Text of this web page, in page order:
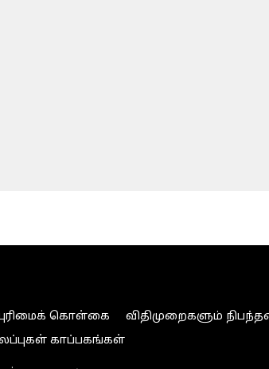
கொள்கை விதிமுறைகளும்
காப்பகங்கள்